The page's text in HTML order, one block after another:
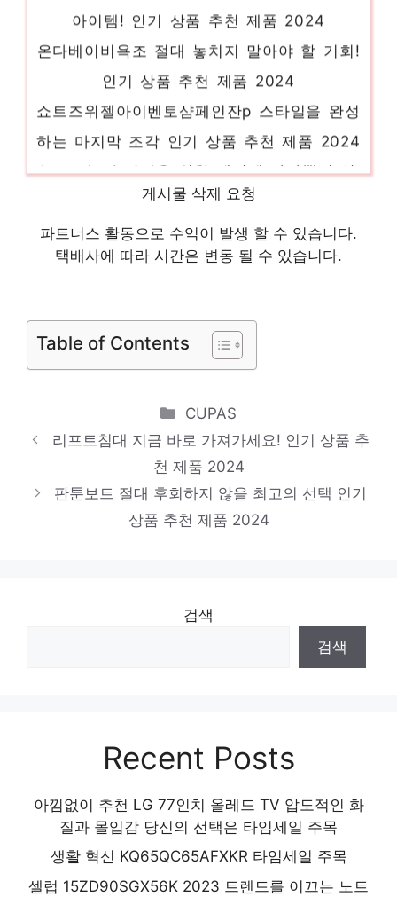
아이템! 인기 상품 추천 제품 2024
온다베이비욕조 절대 놓치지 말아야 할 기회!
인기 상품 추천 제품 2024
쇼트즈위젤아이벤토샴페인잔p 스타일을 완성
하는 마지막 조각 인기 상품 추천 제품 2024
Launched 당신을 위한 세상에 하나뿐인 상
품 인기 상품 추천 제품 2024
템! 인기 상품 추천 제품 2024
게시물 삭제 요청
파트너스 활동으로 수익이 발생 할 수 있습니다.
택배사에 따라 시간은 변동 될 수 있습니다.
Table of Contents
Categories
CUPAS
리프트침대 지금 바로 가져가세요! 인기 상품 추
천 제품 2024
판툰보트 절대 후회하지 않을 최고의 선택 인기
상품 추천 제품 2024
검색
검색
Recent Posts
아낌없이 추천 LG 77인치 올레드 TV 압도적인 화
질과 몰입감 당신의 선택은 타임세일 주목
생활 혁신 KQ65QC65AFXKR 타임세일 주목
셀럽 15ZD90SGX56K 2023 트렌드를 이끄는 노트